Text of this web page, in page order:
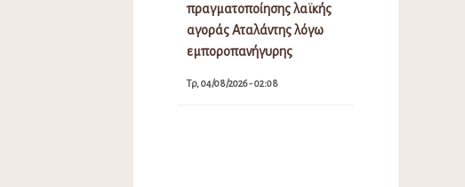
πραγματοποίησης λαϊκής
αγοράς Αταλάντης λόγω
εμποροπανήγυρης
Τρ, 04/08/2026 - 02:08